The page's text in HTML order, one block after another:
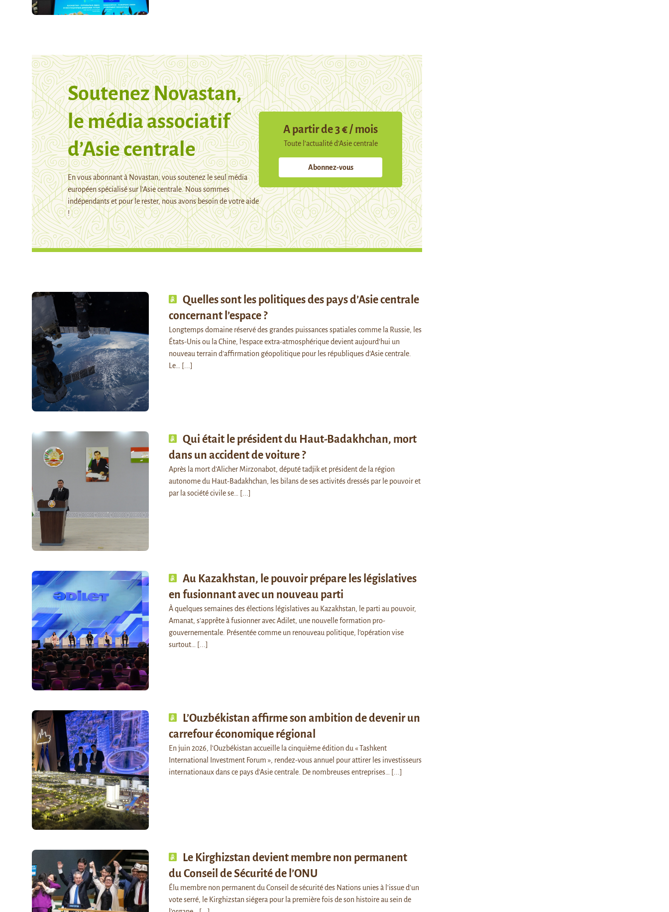
Soutenez Novastan,
le média associatif
d’Asie centrale
En vous abonnant à Novastan, vous soutenez le seul média
européen spécialisé sur l’Asie centrale. Nous sommes
indépendants et pour le rester, nous avons besoin de votre aide
!
A partir de 3 € / mois
Toute l’actualité d’Asie centrale
Abonnez-vous
Quelles sont les politiques des pays d’Asie centrale
concernant l’espace ?
Longtemps domaine réservé des grandes puissances spatiales comme la Russie, les
États-Unis ou la Chine, l’espace extra-atmosphérique devient aujourd’hui un
nouveau terrain d’affirmation géopolitique pour les républiques d’Asie centrale.
Le…
[...]
Qui était le président du Haut-Badakhchan, mort
dans un accident de voiture ?
Après la mort d’Alicher Mirzonabot, député tadjik et président de la région
autonome du Haut-Badakhchan, les bilans de ses activités dressés par le pouvoir et
par la société civile se…
[...]
Au Kazakhstan, le pouvoir prépare les législatives
en fusionnant avec un nouveau parti
À quelques semaines des élections législatives au Kazakhstan, le parti au pouvoir,
Amanat, s'apprête à fusionner avec Adilet, une nouvelle formation pro-
gouvernementale. Présentée comme un renouveau politique, l’opération vise
surtout…
[...]
L’Ouzbékistan affirme son ambition de devenir un
carrefour économique régional
En juin 2026, l'Ouzbékistan accueille la cinquième édition du « Tashkent
International Investment Forum », rendez-vous annuel pour attirer les investisseurs
internationaux dans ce pays d'Asie centrale. De nombreuses entreprises…
[...]
Le Kirghizstan devient membre non permanent
du Conseil de Sécurité de l’ONU
Élu membre non permanent du Conseil de sécurité des Nations unies à l'issue d'un
vote serré, le Kirghizstan siégera pour la première fois de son histoire au sein de